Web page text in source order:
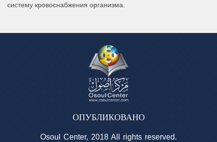
систему кровоснабжения организма.
ОПУБЛИКОВАНО
Osoul Center, 2018 All rights reserved.